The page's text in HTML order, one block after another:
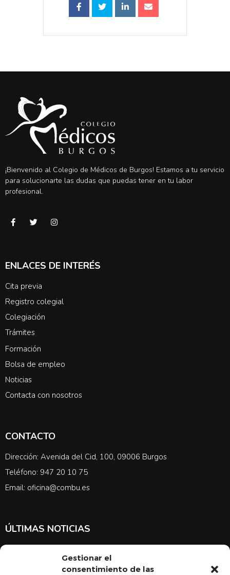
Gestionar el
consentimiento de las
¡Bienvenido al Colegio de Médicos de Burgos! Estamos a tu servicio
para solucionarte las dudas que puedas tener en tu labor
profesional.
ENLACES DE INTERÉS
Cita previa
Registro colegial
Colegiación
Trámites
Formación
Bolsa de empleo
Noticias
Contacta con nosotros
CONTACTO
Dirección: Avenida del Cid, 100, 09006 Burgos
Teléfono: 947 20 10 75
Email: oficina@combu.es
ÚLTIMAS NOTICIAS
noticias en cuanto a medicina y el COMBU